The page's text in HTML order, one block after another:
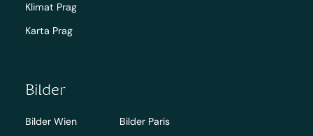
Klimat Prag
Karta Prag
Bilder
Bilder Wien
Bilder Paris